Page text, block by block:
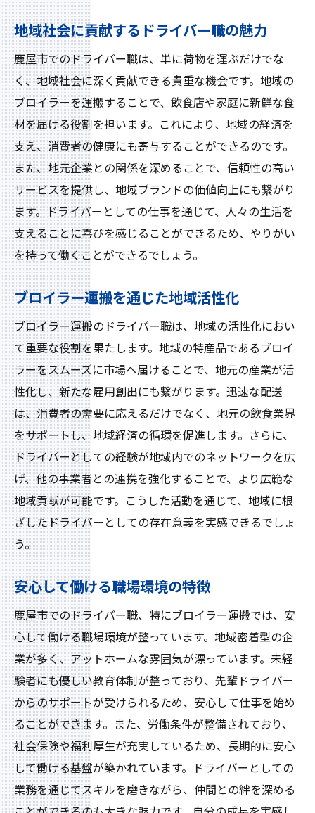
地域社会に貢献するドライバー職の魅力
鹿屋市でのドライバー職は、単に荷物を運ぶだけでな
く、地域社会に深く貢献できる貴重な機会です。地域の
ブロイラーを運搬することで、飲食店や家庭に新鮮な食
材を届ける役割を担います。これにより、地域の経済を
支え、消費者の健康にも寄与することができるのです。
また、地元企業との関係を深めることで、信頼性の高い
サービスを提供し、地域ブランドの価値向上にも繋がり
ます。ドライバーとしての仕事を通じて、人々の生活を
支えることに喜びを感じることができるため、やりがい
を持って働くことができるでしょう。
ブロイラー運搬を通じた地域活性化
ブロイラー運搬のドライバー職は、地域の活性化におい
て重要な役割を果たします。地域の特産品であるブロイ
ラーをスムーズに市場へ届けることで、地元の産業が活
性化し、新たな雇用創出にも繋がります。迅速な配送
は、消費者の需要に応えるだけでなく、地元の飲食業界
をサポートし、地域経済の循環を促進します。さらに、
ドライバーとしての経験が地域内でのネットワークを広
げ、他の事業者との連携を強化することで、より広範な
地域貢献が可能です。こうした活動を通じて、地域に根
ざしたドライバーとしての存在意義を実感できるでしょ
う。
安心して働ける職場環境の特徴
鹿屋市でのドライバー職、特にブロイラー運搬では、安
心して働ける職場環境が整っています。地域密着型の企
業が多く、アットホームな雰囲気が漂っています。未経
験者にも優しい教育体制が整っており、先輩ドライバー
からのサポートが受けられるため、安心して仕事を始め
ることができます。また、労働条件が整備されており、
社会保険や福利厚生が充実しているため、長期的に安心
して働ける基盤が築かれています。ドライバーとしての
業務を通じてスキルを磨きながら、仲間との絆を深める